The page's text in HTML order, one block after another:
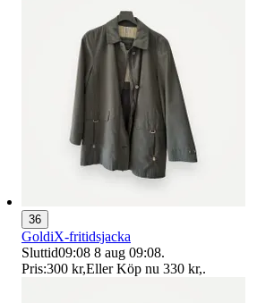
36
GoldiX-fritidsjacka
Sluttid09:08 8 aug 09:08.
Pris:300 kr,Eller Köp nu 330 kr,.